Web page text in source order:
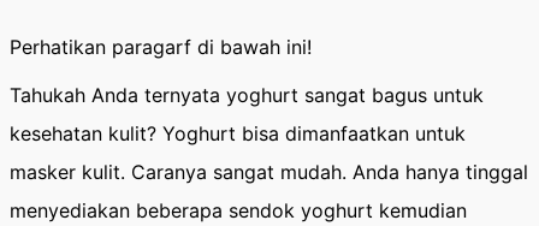
Perhatikan paragarf di bawah ini!
Tahukah Anda ternyata yoghurt sangat bagus untuk
kesehatan kulit? Yoghurt bisa dimanfaatkan untuk
masker kulit. Caranya sangat mudah. Anda hanya tinggal
menyediakan beberapa sendok yoghurt kemudian